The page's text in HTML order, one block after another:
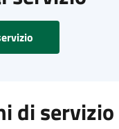
di servizio